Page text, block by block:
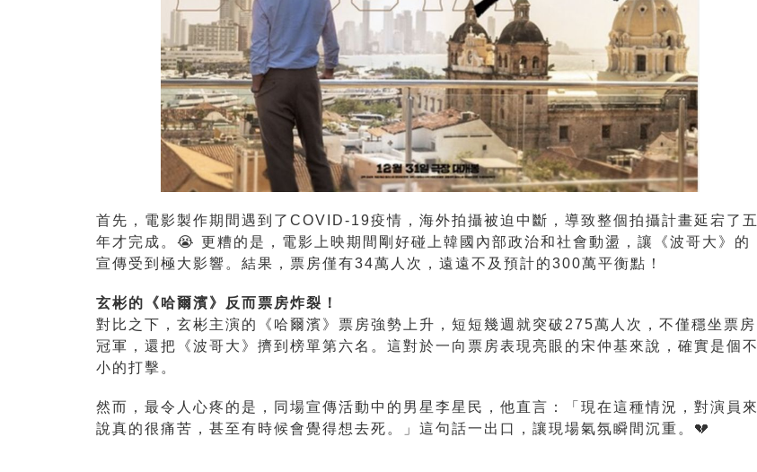
首先，電影製作期間遇到了COVID-19疫情，海外拍攝被迫中斷，導致整個拍攝計畫延宕了五
年才完成。😭 更糟的是，電影上映期間剛好碰上韓國內部政治和社會動盪，讓《波哥大》的
宣傳受到極大影響。結果，票房僅有34萬人次，遠遠不及預計的300萬平衡點！
玄彬的《哈爾濱》反而票房炸裂！
對比之下，玄彬主演的《哈爾濱》票房強勢上升，短短幾週就突破275萬人次，不僅穩坐票房
冠軍，還把《波哥大》擠到榜單第六名。這對於一向票房表現亮眼的宋仲基來說，確實是個不
小的打擊。
然而，最令人心疼的是，同場宣傳活動中的男星李星民，他直言：「現在這種情況，對演員來
說真的很痛苦，甚至有時候會覺得想去死。」這句話一出口，讓現場氣氛瞬間沉重。💔